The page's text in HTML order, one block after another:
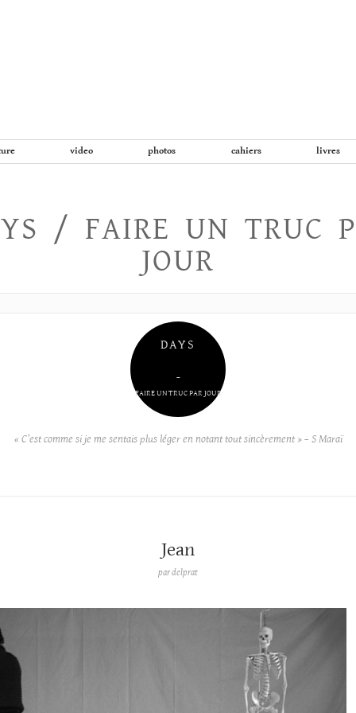
video photos cahiers livres
/ FAIRE UN TRUC
JOUR
DAYS
–
FAIRE UN TRUC PAR JOUR
« C’est comme si je me sentais plus léger en notant tout sincèrement » – S Maraï
Jean
pardelprat